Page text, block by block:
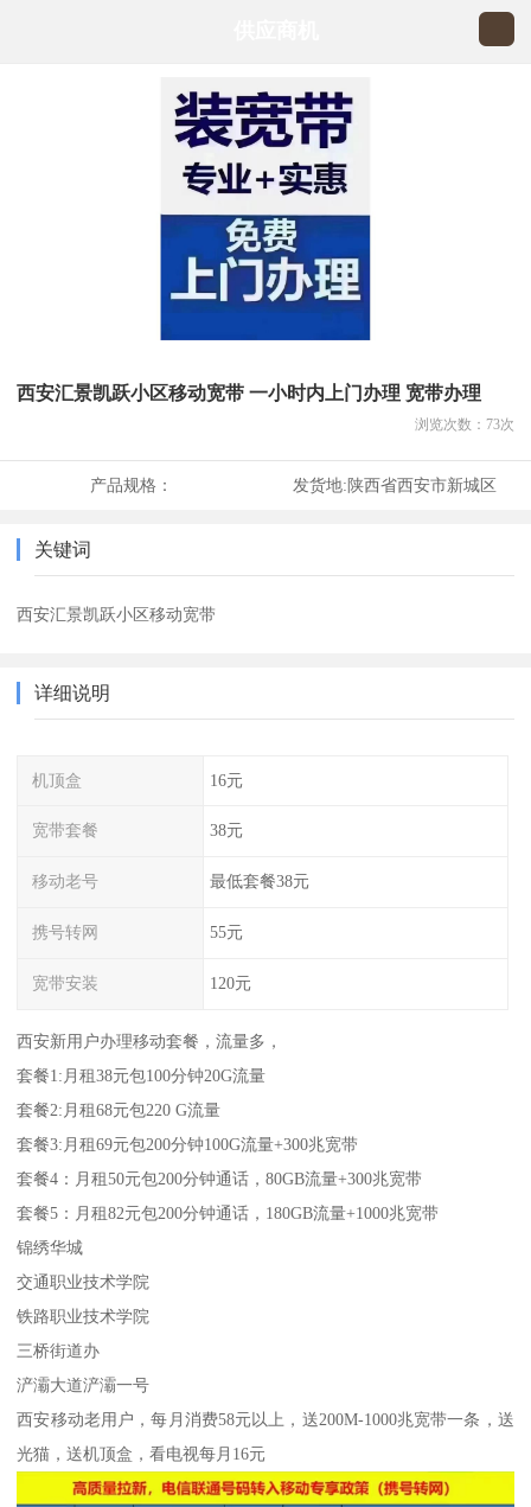
西安汇景凯跃小区移动宽带 一小时内上门办理 宽带办理
浏览次数： 73次
产品规格： 发货地:陕西省西安市新城区
关键词
西安汇景凯跃小区移动宽带
详细说明
机顶盒 16元
宽带套餐 38元
移动老号 最低套餐38元
携号转网 55元
宽带安装 120元
西安新用户办理移动套餐，流量多，
套餐1:月租38元包100分钟20G流量
套餐2:月租68元包220 G流量
套餐3:月租69元包200分钟100G流量+300兆宽带
套餐4：月租50元包200分钟通话，80GB流量+300兆宽带
套餐5：月租82元包200分钟通话，180GB流量+1000兆宽带
锦绣华城
交通职业技术学院
铁路职业技术学院
三桥街道办
浐灞大道浐灞一号
西安移动老用户，每月消费58元以上，送200M-1000兆宽带一条，送
光猫，送机顶盒，看电视每月16元